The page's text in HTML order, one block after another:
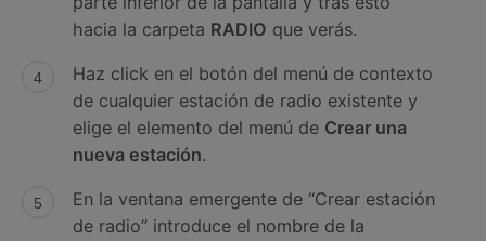
hacia la carpeta RADIO que verás.
Haz click en el botón del menú de contexto
de cualquier estación de radio existente y
elige el elemento del menú de Crear una
nueva estación.
En la ventana emergente de “Crear estación
de radio” introduce el nombre de la